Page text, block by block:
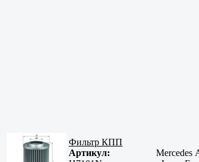
Фильтр КПП
Артикул:
Mercedes